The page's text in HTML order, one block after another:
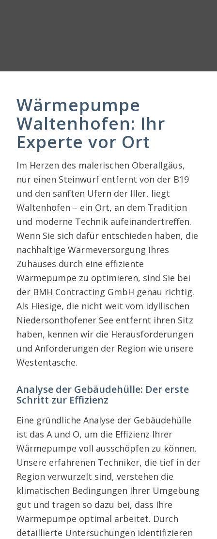
Wärmepumpe
Waltenhofen: Ihr
Experte vor Ort
Im Herzen des malerischen Oberallgäus,
nur einen Steinwurf entfernt von der B19
und den sanften Ufern der Iller, liegt
Waltenhofen – ein Ort, an dem Tradition
und moderne Technik aufeinandertreffen.
Wenn Sie sich dafür entschieden haben, die
nachhaltige Wärmeversorgung Ihres
Zuhauses durch eine effiziente
Wärmepumpe zu optimieren, sind Sie bei
der BMH Contracting GmbH genau richtig.
Als Hiesige, die nicht weit vom idyllischen
Niedersonthofener See entfernt ihren Sitz
haben, kennen wir die Herausforderungen
und Anforderungen der Region wie unsere
Westentasche.
Analyse der Gebäudehülle: Der erste
Schritt zur Effizienz
Eine gründliche Analyse der Gebäudehülle
ist das A und O, um die Effizienz Ihrer
Wärmepumpe voll ausschöpfen zu können.
Unsere erfahrenen Techniker, die tief in der
Region verwurzelt sind, verstehen die
klimatischen Bedingungen Ihrer Umgebung
gut und tragen so dazu bei, dass Ihre
Wärmepumpe optimal arbeitet. Durch
detaillierte Untersuchungen identifizieren